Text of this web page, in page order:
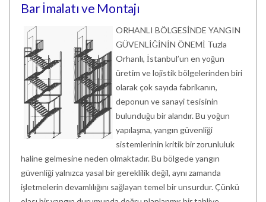
Bar İmalatı ve Montajı
ORHANLI BÖLGESİNDE YANGIN
GÜVENLİĞİNİN ÖNEMİ Tuzla
Orhanlı, İstanbul’un en yoğun
üretim ve lojistik bölgelerinden biri
olarak çok sayıda fabrikanın,
deponun ve sanayi tesisinin
bulunduğu bir alandır. Bu yoğun
yapılaşma, yangın güvenliği
sistemlerinin kritik bir zorunluluk
haline gelmesine neden olmaktadır. Bu bölgede yangın
güvenliği yalnızca yasal bir gereklilik değil, aynı zamanda
işletmelerin devamlılığını sağlayan temel bir unsurdur. Çünkü